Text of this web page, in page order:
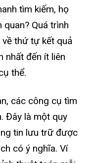
tìm kiếm, họ
Quá trình
về thứ tự kết quả
nhất đến ít liên
thể.
các công cụ tìm
Đây là một quy
tin lưu trữ được
có ý nghĩa. Ví